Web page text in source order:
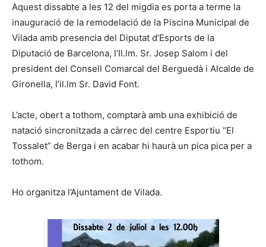
Aquest dissabte a les 12 del migdia es porta a terme la
inauguració de la remodelació de la Piscina Municipal de
Vilada amb presencia del Diputat d’Esports de la
Diputació de Barcelona, l’Il.lm. Sr. Josep Salom i del
president del Consell Comarcal del Berguedà i Alcalde de
Gironella, l’il.lm Sr. David Font.
L’acte, obert a tothom, comptarà amb una exhibició de
natació sincronitzada a càrrec del centre Esportiu “El
Tossalet” de Berga i en acabar hi haurà un pica pica per a
tothom.
Ho organitza l’Ajuntament de Vilada.